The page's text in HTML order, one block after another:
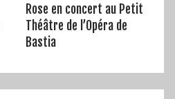
Rose en concert au Petit
Théâtre de l’Opéra de
Bastia